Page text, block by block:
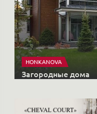
HONKANOVA
Загородные дома